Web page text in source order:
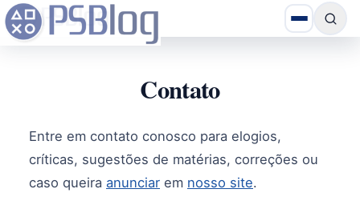
Contato
Entre em contato conosco para elogios,
críticas, sugestões de matérias, correções ou
caso queira anunciar em nosso site.